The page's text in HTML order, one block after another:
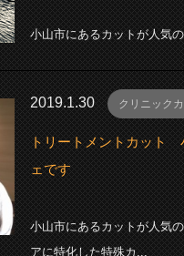
小山市にあるカットが人気
2019.1.30 クリニック
トリートメントカット
ェです
小山市にあるカットが人気
アに特化した特殊カ...